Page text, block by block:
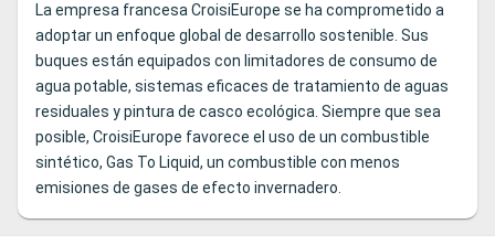
La empresa francesa CroisiEurope se ha comprometido a
adoptar un enfoque global de desarrollo sostenible. Sus
buques están equipados con limitadores de consumo de
agua potable, sistemas eficaces de tratamiento de aguas
residuales y pintura de casco ecológica. Siempre que sea
posible, CroisiEurope favorece el uso de un combustible
sintético, Gas To Liquid, un combustible con menos
emisiones de gases de efecto invernadero.